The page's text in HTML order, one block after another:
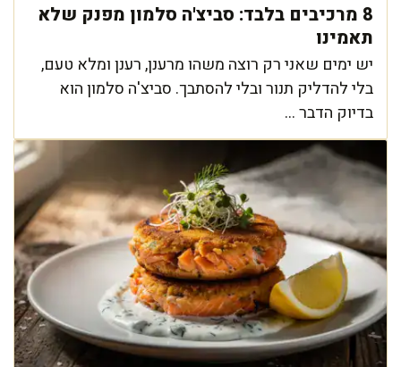
8 מרכיבים בלבד: סביצ'ה סלמון מפנק שלא
תאמינו
יש ימים שאני רק רוצה משהו מרענן, רענן ומלא טעם,
בלי להדליק תנור ובלי להסתבך. סביצ'ה סלמון הוא
בדיוק הדבר ...